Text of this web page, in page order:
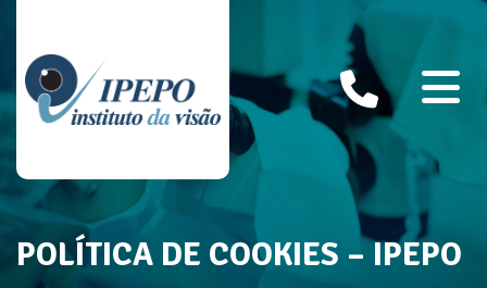
POLÍTICA DE COOKIES – IPEPO